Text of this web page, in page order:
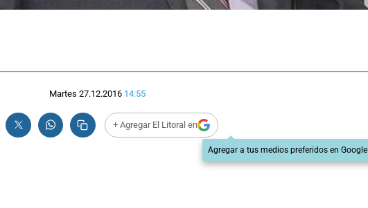
Martes 27.12.2016 14:55
+ Agregar El Litoral en
Agregar a tus medios preferidos en Google